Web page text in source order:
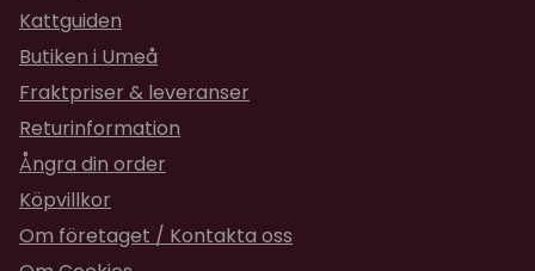
Kattguiden
Butiken i Umeå
Fraktpriser & leveranser
Returinformation
Ångra din order
Köpvillkor
Om företaget / Kontakta oss